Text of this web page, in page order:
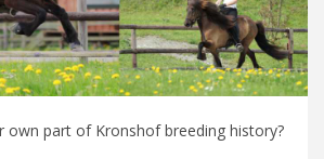
own part of Kronshof breeding history?